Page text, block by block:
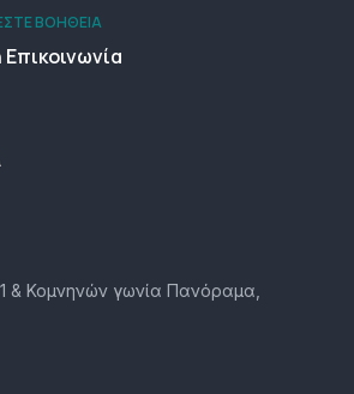
ΒΟΉΘΕΙΑ
& Κομνηνών γωνία Πανόραμα,